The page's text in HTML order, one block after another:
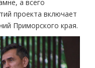
а всего
проекта включает
Приморского края.